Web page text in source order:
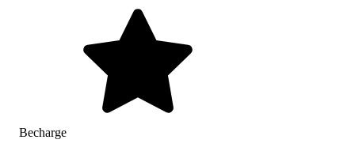
Becharge